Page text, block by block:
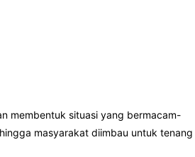
membentuk situasi yang bermacam-
masyarakat diimbau untuk tenang